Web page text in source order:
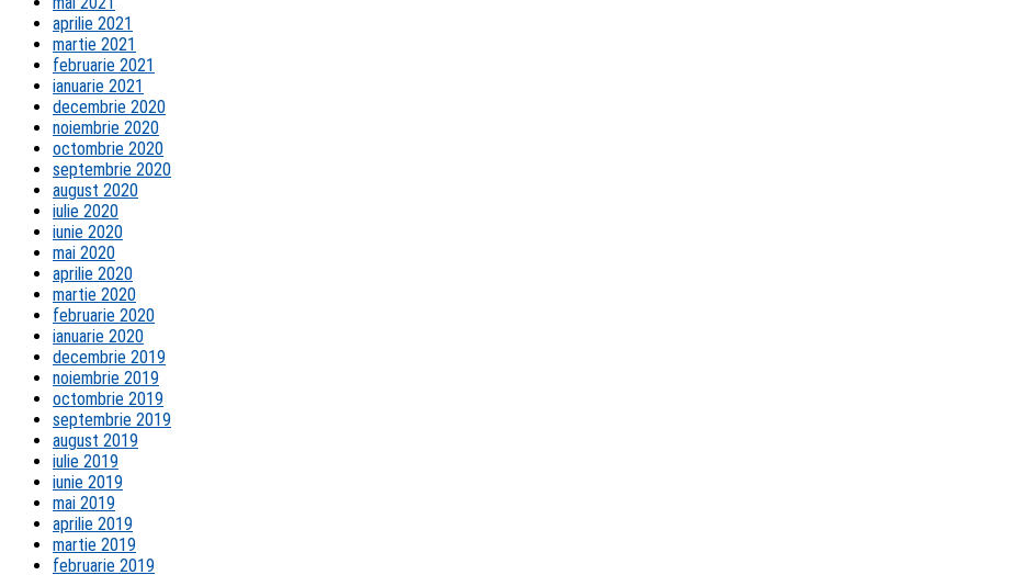
aprilie 2021
martie 2021
februarie 2021
ianuarie 2021
decembrie 2020
noiembrie 2020
octombrie 2020
septembrie 2020
august 2020
iulie 2020
iunie 2020
mai 2020
aprilie 2020
martie 2020
februarie 2020
ianuarie 2020
decembrie 2019
noiembrie 2019
octombrie 2019
septembrie 2019
august 2019
iulie 2019
iunie 2019
mai 2019
aprilie 2019
martie 2019
februarie 2019